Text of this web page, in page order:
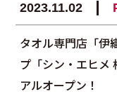
2023.11.02
タオル専門店「伊
プ「シン・エヒメ
アルオープン！